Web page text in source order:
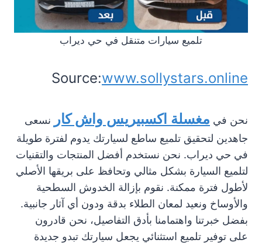
تلميع سيارات متنقل في حي ديراب
Source:www.sollystars.online
نحن في مغسلة اكسبيريس واش كار
نسعى
جاهدين لتحقيق تلميع ساطع لسيارتك يدوم لفترة طويلة
في حي ديراب. نحن نستخدم أفضل المنتجات والتقنيات
لتلميع السيارة بشكل مثالي وتحافظ على بريقها الأصلي
لأطول فترة ممكنة. نقوم بإزالة الخدوش السطحية
والأوساخ ونعيد لمعان الطلاء بدقة ودون أي آثار جانبية.
بفضل خبرتنا واهتمامنا بأدق التفاصيل، نحن قادرون
على توفير تلميع استثنائي يجعل سيارتك تبدو جديدة